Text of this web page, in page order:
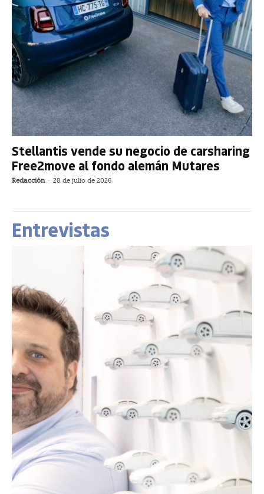
Stellantis vende su negocio de carsharing
Free2move al fondo alemán Mutares
Redacción - 28 de julio de 2026
Entrevistas